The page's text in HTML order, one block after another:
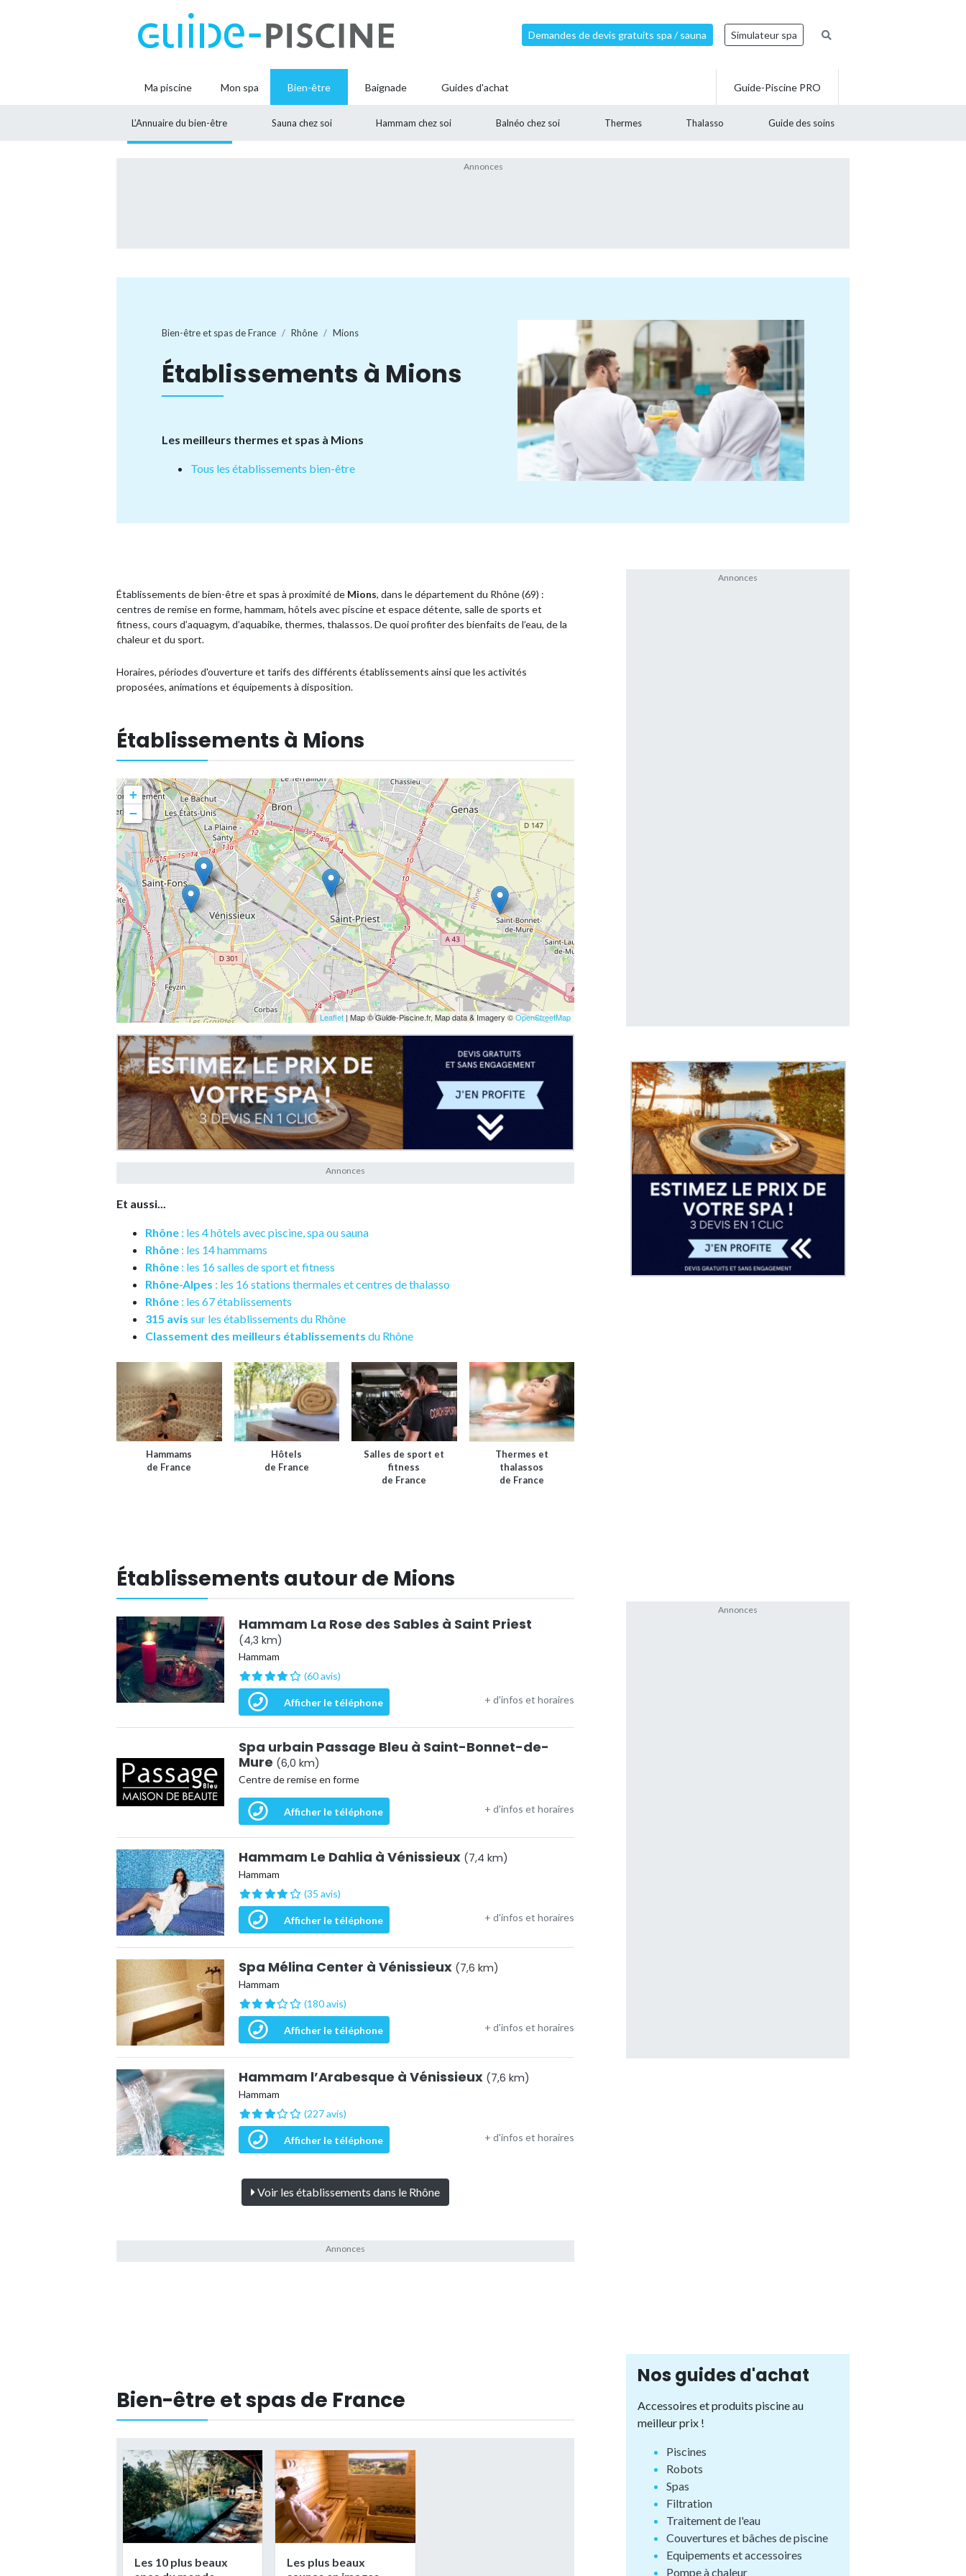
Demandes de devis gratuits spa / sauna Simulateur spa
Ma piscine Mon spa Bien-être
L’Annuaire du bien-être Sauna chez soi Hammam chez soi Balnéo chez soi Thermes Thalasso Guide des soins
Baignade Guides d'achat Guide-Piscine PRO
Bien-être et spas de France Rhône Mions
Établissements à Mions
Les meilleurs thermes et spas à Mions
Tous les établissements bien-être
Établissements de bien-être et spas à proximité de Mions, dans le département du Rhône (69) :
centres de remise en forme, hammam, hôtels avec piscine et espace détente, salle de sports et
fitness, cours d’aquagym, d’aquabike, thermes, thalassos. De quoi profiter des bienfaits de l’eau, de la
chaleur et du sport.
Horaires, périodes d'ouverture et tarifs des différents établissements ainsi que les activités
proposées, animations et équipements à disposition.
Établissements à Mions
+
−
Leaflet | Map © Guide-Piscine.fr, Map data & Imagery ©OpenStreetMap
Et aussi...
Rhône : les 4 hôtels avec piscine, spa ou sauna
Rhône : les 14 hammams
Rhône : les 16 salles de sport et fitness
Rhône-Alpes : les 16 stations thermales et centres de thalasso
Rhône : les 67 établissements
315 avis sur les établissements du Rhône
Classement des meilleurs établissements du Rhône
Hammams
de France
Hôtels
de France
Salles de sport et
fitness
de France
Thermes et
thalassos
de France
Établissements autour de Mions
Hammam La Rose des Sables à Saint Priest
(4,3 km)
Hammam
(60 avis)
Afficher le téléphone + d'infos et horaires
Spa urbain Passage Bleu à Saint-Bonnet-de-
Mure (6,0 km)
Centre de remise en forme
Afficher le téléphone + d'infos et horaires
Hammam Le Dahlia à Vénissieux (7,4 km)
Hammam
(35 avis)
Afficher le téléphone + d'infos et horaires
Spa Mélina Center à Vénissieux (7,6 km)
Hammam
(180 avis)
Afficher le téléphone + d'infos et horaires
Hammam l’Arabesque à Vénissieux (7,6 km)
Hammam
(227 avis)
Afficher le téléphone + d'infos et horaires
Voir les établissements dans le Rhône
Bien-être et spas de France
Les 10 plus beaux
Les plus beaux
Nos guides d'achat
Accessoires et produits piscine au
meilleur prix !
Piscines
Robots
Spas
Filtration
Traitement de l'eau
Couvertures et bâches de piscine
Equipements et accessoires
Pompe à chaleur